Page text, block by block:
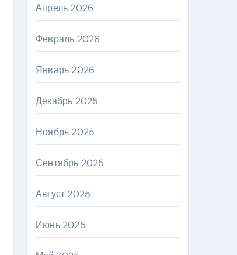
Апрель 2026
Февраль 2026
Январь 2026
Декабрь 2025
Ноябрь 2025
Сентябрь 2025
Август 2025
Июнь 2025